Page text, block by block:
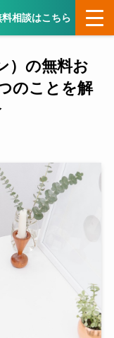
料相談はこちら
）の無料お
のことを解